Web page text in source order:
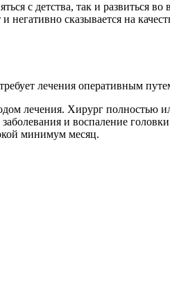
с детства, так и развиться во
негативно сказывается на
лечения оперативным
лечения. Хирург полностью
и воспаление
минимум месяц.